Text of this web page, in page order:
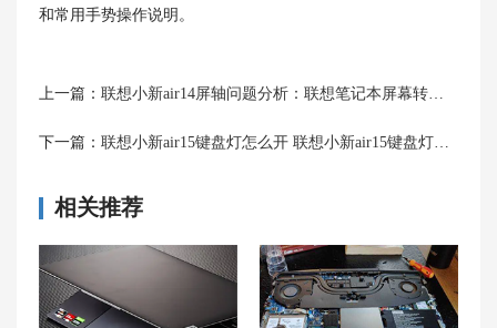
和常用手势操作说明。
上一篇： 联想小新air14屏轴问题分析：联想笔记本屏幕转轴开裂、转轴外壳裂开
下一篇： 联想小新air15键盘灯怎么开 联想小新air15键盘灯怎么换颜色
相关推荐